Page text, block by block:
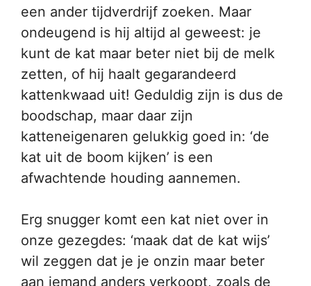
een ander tijdverdrijf zoeken. Maar
ondeugend is hij altijd al geweest: je
kunt de kat maar beter niet bij de melk
zetten, of hij haalt gegarandeerd
kattenkwaad uit! Geduldig zijn is dus de
boodschap, maar daar zijn
katteneigenaren gelukkig goed in: ‘de
kat uit de boom kijken’ is een
afwachtende houding aannemen.
Erg snugger komt een kat niet over in
onze gezegdes: ‘maak dat de kat wijs’
wil zeggen dat je je onzin maar beter
aan iemand anders verkoopt, zoals de